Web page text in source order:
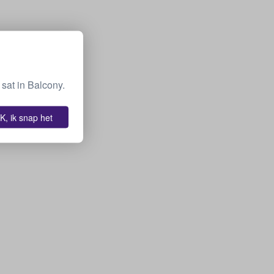
in Balcony.
ik snap het